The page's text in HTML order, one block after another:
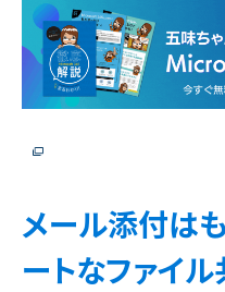
メール添付は
ートなファイ